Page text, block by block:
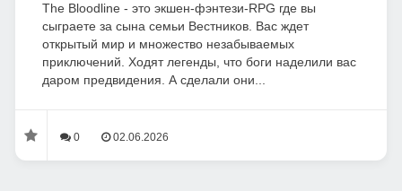
The Bloodline - это экшен-фэнтези-RPG где вы
сыграете за сына семьи Вестников. Вас ждет
открытый мир и множество незабываемых
приключений. Ходят легенды, что боги наделили вас
даром предвидения. А сделали они...
0 02.06.2026